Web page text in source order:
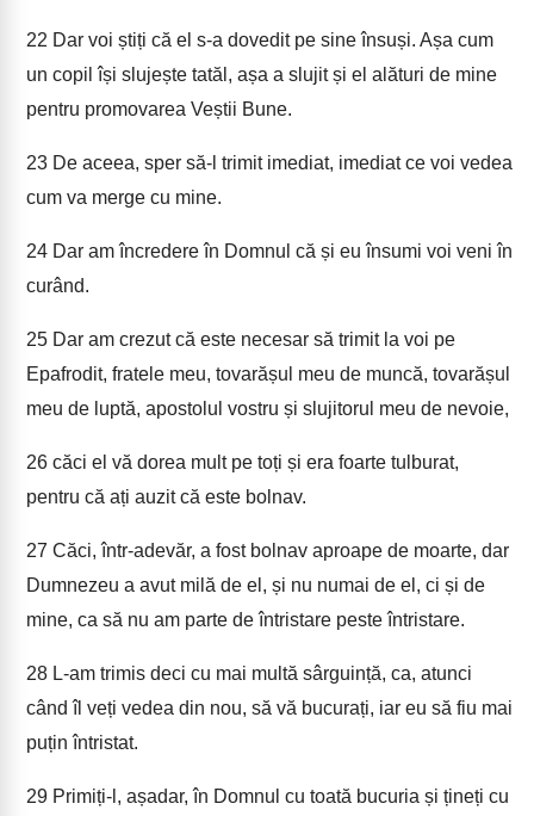
22 Dar voi știți că el s-a dovedit pe sine însuși. Așa cum
un copil își slujește tatăl, așa a slujit și el alături de mine
pentru promovarea Veștii Bune.
23 De aceea, sper să-l trimit imediat, imediat ce voi vedea
cum va merge cu mine.
24 Dar am încredere în Domnul că și eu însumi voi veni în
curând.
25 Dar am crezut că este necesar să trimit la voi pe
Epafrodit, fratele meu, tovarășul meu de muncă, tovarășul
meu de luptă, apostolul vostru și slujitorul meu de nevoie,
26 căci el vă dorea mult pe toți și era foarte tulburat,
pentru că ați auzit că este bolnav.
27 Căci, într-adevăr, a fost bolnav aproape de moarte, dar
Dumnezeu a avut milă de el, și nu numai de el, ci și de
mine, ca să nu am parte de întristare peste întristare.
28 L-am trimis deci cu mai multă sârguință, ca, atunci
când îl veți vedea din nou, să vă bucurați, iar eu să fiu mai
puțin întristat.
29 Primiți-l, așadar, în Domnul cu toată bucuria și țineți cu